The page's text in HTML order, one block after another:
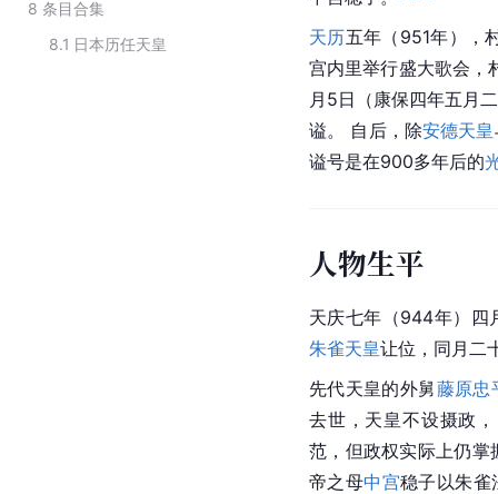
8 条目合集
8.1 日本历任天皇 天历五年（951年），
宫内里举行盛大歌会，
月5日（康保四年五月
谥。 自后，除安德天皇
谥号是在900多年后的
人物生平
天庆七年（944年）四
朱雀天皇让位，同月二
先代天皇的外舅藤原忠
去世，天皇不设摄政
范，但政权实际上仍掌
帝之母中宫稳子以朱雀